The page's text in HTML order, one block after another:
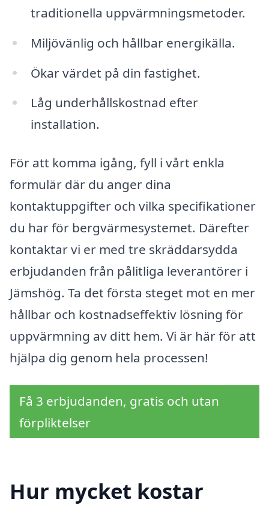
traditionella uppvärmningsmetoder.
Miljövänlig och hållbar energikälla.
Ökar värdet på din fastighet.
Låg underhållskostnad efter
installation.
För att komma igång, fyll i vårt enkla
formulär där du anger dina
kontaktuppgifter och vilka specifikationer
du har för bergvärmesystemet. Därefter
kontaktar vi er med tre skräddarsydda
erbjudanden från pålitliga leverantörer i
Jämshög. Ta det första steget mot en mer
hållbar och kostnadseffektiv lösning för
uppvärmning av ditt hem. Vi är här för att
hjälpa dig genom hela processen!
Få 3 erbjudanden, gratis och utan
förpliktelser
Hur mycket kostar